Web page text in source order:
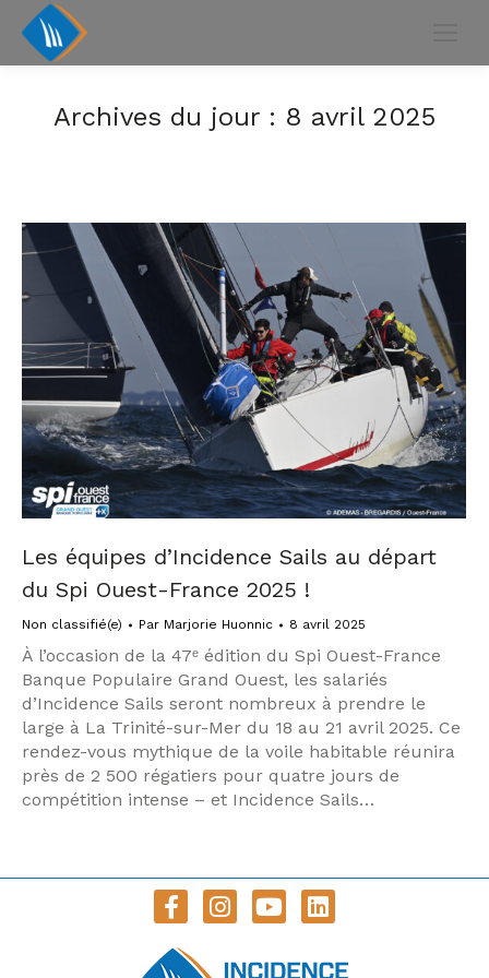
Archives du jour : 8 avril 2025
Les équipes d’Incidence Sails au départ
du Spi Ouest-France 2025 !
Non classifié(e) Par Marjorie Huonnic 8 avril 2025
À l’occasion de la 47ᵉ édition du Spi Ouest-France
Banque Populaire Grand Ouest, les salariés
d’Incidence Sails seront nombreux à prendre le
large à La Trinité-sur-Mer du 18 au 21 avril 2025. Ce
rendez-vous mythique de la voile habitable réunira
près de 2 500 régatiers pour quatre jours de
compétition intense – et Incidence Sails…